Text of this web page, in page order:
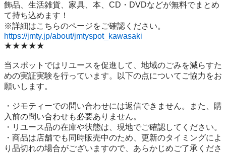
飾品、生活雑貨、家具、本、CD・DVDなどが無料でまとめ
て持ち込めます！
https://jmty.jp/about/jmtyspot_kawasaki
★★★★★
当スポットではリユースを促進して、地域のごみを減らすた
めの実証実験を行っています。以下の点についてご協力をお
願いします。
・ジモティーでの問い合わせには返信できません。また、購
入前の問い合わせも必要ありません。
・リユース品の在庫や状態は、現地でご確認してください。
・商品は店舗でも同時販売中のため、更新のタイミングによ
り品切れの場合がございますので、あらかじめご了承くださ